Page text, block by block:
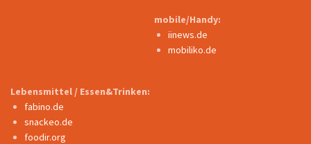
mobile/Handy:
iinews.de
mobiliko.de
Lebensmittel / Essen&Trinken:
fabino.de
snackeo.de
foodir.org